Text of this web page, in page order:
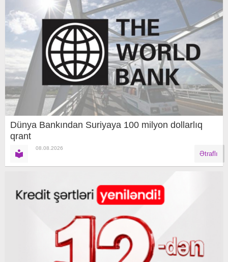
Dünya Bankından Suriyaya 100 milyon dollarlıq
qrant
08.08.2026
Ətraflı